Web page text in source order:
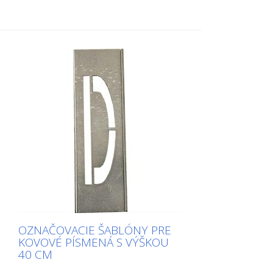
OZNAČOVACIE ŠABLÓNY PRE
KOVOVÉ PÍSMENÁ S VÝŠKOU
40 CM